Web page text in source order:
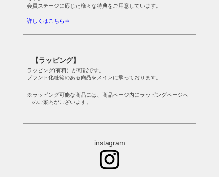
会員ステージに応じた様々な特典をご用意しています。
詳しくはこちら⇒
【ラッピング】
ラッピング(有料）が可能です。
ブランド化粧箱のある商品をメインに承っております。
※ラッピング可能な商品には、商品ページ内にラッピングページへ
のご案内がございます。
instagram